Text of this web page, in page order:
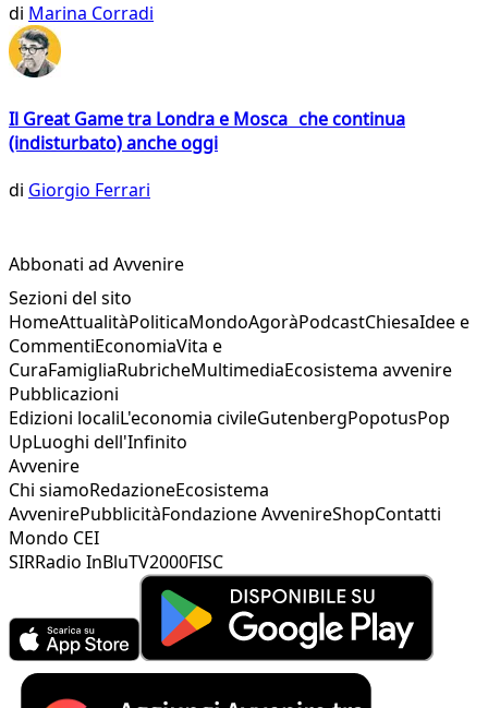
di Marina Corradi
Il Great Game tra Londra e Mosca che continua
(indisturbato) anche oggi
di Giorgio Ferrari
Abbonati ad Avvenire
Sezioni del sito
HomeAttualitàPoliticaMondoAgoràPodcastChiesaIdee e
CommentiEconomiaVita e
CuraFamigliaRubricheMultimediaEcosistema avvenire
Pubblicazioni
Edizioni localiL'economia civileGutenbergPopotusPop
UpLuoghi dell'Infinito
Avvenire
Chi siamoRedazioneEcosistema
AvvenirePubblicitàFondazione AvvenireShopContatti
Mondo CEI
SIRRadio InBluTV2000FISC